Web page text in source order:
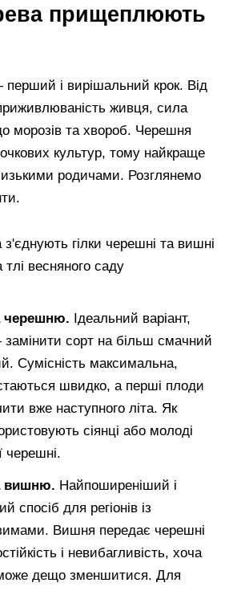
прищеплюють
і вирішальний крок. Від
живця, сила
морозів та хвороб. Черешня
культур, тому найкраще
родичами. Розглянемо
черешню. Ідеальний варіант,
сорт на більш смачний
Сумісність максимальна,
швидко, а перші плоди
вже наступного літа. Як
сіянці або молоді
черешні.
вишню. Найпоширеніший і
спосіб для регіонів із
Вишня передає черешні
і невибагливість, хоча
дещо зменшитися. Для